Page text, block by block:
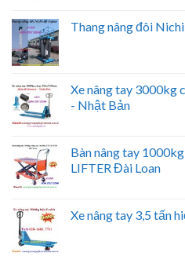
Thang nâng đôi
Xe nâng tay 3000kg
- Nhật Bản
Bàn nâng tay
LIFTER Đài Loan
Xe nâng tay 3,5 tấn